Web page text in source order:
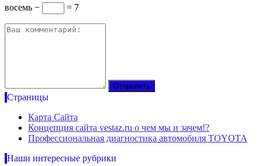
восемь − = 7
Страницы
Карта Сайта
Концепция сайта vestaz.ru о чем мы и зачем!?
Профессиональная диагностика автомобиля TOYOTA
Наши интересные рубрики